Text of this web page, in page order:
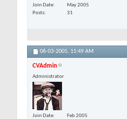
Join Date
May 2005
Posts
31
06-03-2005, 11:49 AM
CVAdmin
Administrator
Join Date
Feb 2005